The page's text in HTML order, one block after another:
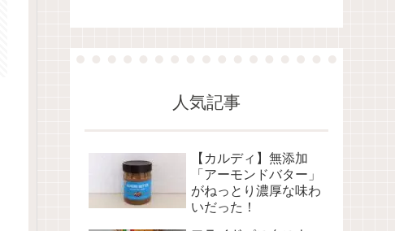
人気記事
【カルディ】無添加
「アーモンドバター」
がねっとり濃厚な味わ
いだった！